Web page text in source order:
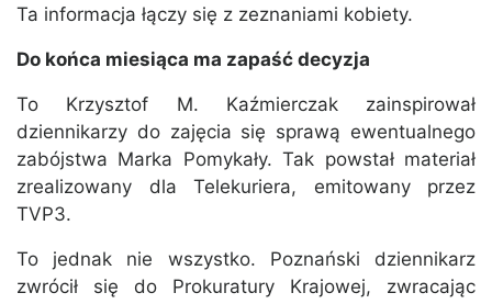
Ta informacja łączy się z zeznaniami kobiety.
Do końca miesiąca ma zapaść decyzja
To Krzysztof M. Kaźmierczak zainspirował
dziennikarzy do zajęcia się sprawą ewentualnego
zabójstwa Marka Pomykały. Tak powstał materiał
zrealizowany dla Telekuriera, emitowany przez
TVP3.
To jednak nie wszystko. Poznański dziennikarz
zwrócił się do Prokuratury Krajowej, zwracając